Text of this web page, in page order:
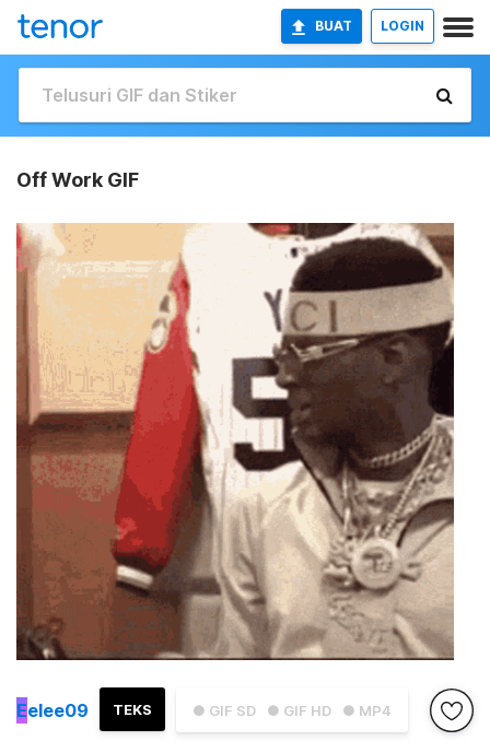
BUAT LOGIN
Off Work GIF
● GIF SD ● GIF HD ● MP4
TEKS
Eelee09